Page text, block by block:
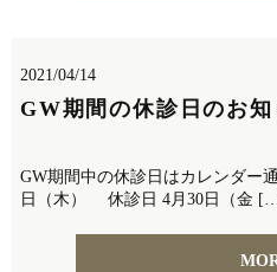
2021/04/14
GW期間の休診日のお知
GW期間中の休診日はカレンダー
日（木） 休診日 4月30日（金